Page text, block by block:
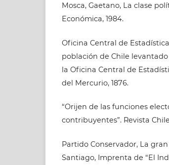
Mosca, Gaetano, La clase
Económica, 1984.
Oficina Central de
población de Chile
la Oficina Central de
del Mercurio, 1876.
“Orijen de las funciones
contribuyentes”. Revista
Partido Conservador, La
Santiago, Imprenta de “El